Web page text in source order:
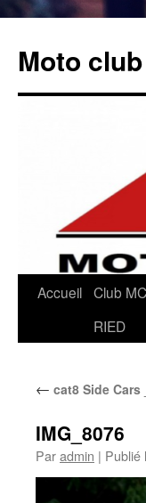
contenu
Moto
Accueil Club MC
RIED
← cat8 Side Cars
IMG_8076
Paradmin | Publié